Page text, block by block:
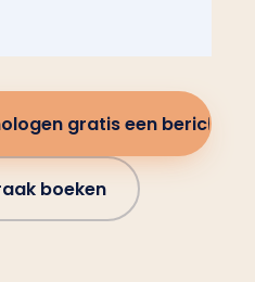
gratis een bericht
boeken